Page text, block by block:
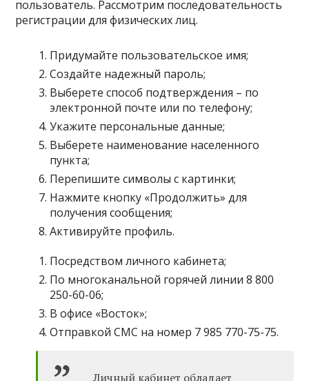
пользователь. Рассмотрим последовательность
регистрации для физических лиц.
Придумайте пользовательское имя;
Создайте надежный пароль;
Выберете способ подтверждения – по
электронной почте или по телефону;
Укажите персональные данные;
Выберете наименование населенного
пункта;
Перепишите символы с картинки;
Нажмите кнопку «Продолжить» для
получения сообщения;
Активируйте профиль.
Посредством личного кабинета;
По многоканальной горячей линии 8 800
250-60-06;
В офисе «Восток»;
Отправкой СМС на номер 7 985 770-75-75.
Личный кабинет обладает